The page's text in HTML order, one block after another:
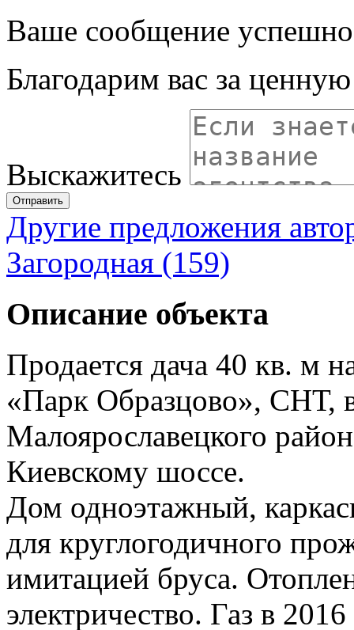
Ваше сообщение успешно
Благодарим вас за
Выскажитесь
Отправить
Другие предложения
Загородная (159)
Описание объекта
Продается дача 40 кв. м
«Парк Образцово», СНТ,
Малоярославецкого
Киевскому шоссе.
Дом одноэтажный,
для круглогодичного
имитацией бруса.
электричество. Газ в